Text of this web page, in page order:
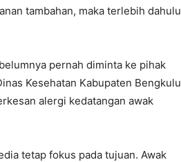
tambahan, maka terlebih dahulu
pernah diminta ke pihak
Kesehatan Kabupaten Bengkulu
alergi kedatangan awak
tetap fokus pada tujuan. Awak